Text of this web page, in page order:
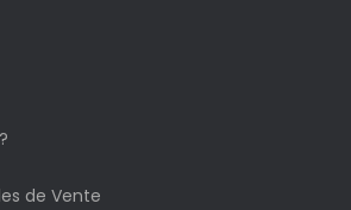
de Vente